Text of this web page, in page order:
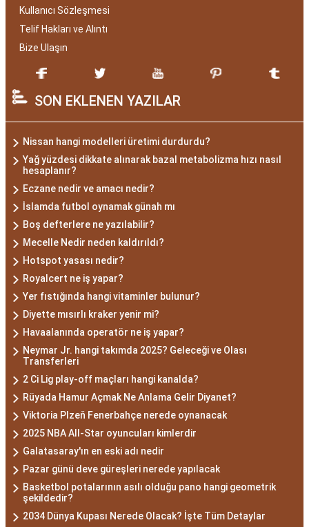
Kullanıcı Sözleşmesi
Telif Hakları ve Alıntı
Bize Ulaşın
SON EKLENEN YAZILAR
Nissan hangi modelleri üretimi durdurdu?
Yağ yüzdesi dikkate alınarak bazal metabolizma hızı nasıl
hesaplanır?
Eczane nedir ve amacı nedir?
İslamda futbol oynamak günah mı
Boş defterlere ne yazılabilir?
Mecelle Nedir neden kaldırıldı?
Hotspot yasası nedir?
Royalcert ne iş yapar?
Yer fıstığında hangi vitaminler bulunur?
Diyette mısırlı kraker yenir mi?
Havaalanında operatör ne iş yapar?
Neymar Jr. hangi takımda 2025? Geleceği ve Olası
Transferleri
2 Ci Lig play-off maçları hangi kanalda?
Rüyada Hamur Açmak Ne Anlama Gelir Diyanet?
Viktoria Plzeň Fenerbahçe nerede oynanacak
2025 NBA All-Star oyuncuları kimlerdir
Galatasaray'ın en eski adı nedir
Pazar günü deve güreşleri nerede yapılacak
Basketbol potalarının asılı olduğu pano hangi geometrik
şekildedir?
2034 Dünya Kupası Nerede Olacak? İşte Tüm Detaylar